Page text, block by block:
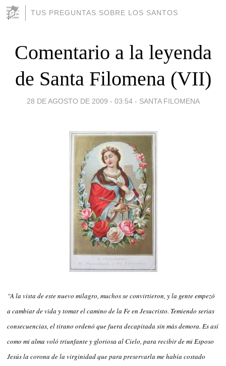
TUS PREGUNTAS SOBRE LOS SANTOS
Comentario a la leyenda
de Santa Filomena (VII)
28 DE AGOSTO DE 2009 - 03:54 - SANTA FILOMENA
“A la vista de este nuevo milagro, muchos se convirtieron, y la gente empezó
a cambiar de vida y tomar el camino de la Fe en Jesucristo. Temiendo serias
consecuencias, el tirano ordenó que fuera decapitada sin más demora. Es así
como mi alma voló triunfante y gloriosa al Cielo, para recibir de mi Esposo
Jesús la corona de la virginidad que para preservarla me había costado